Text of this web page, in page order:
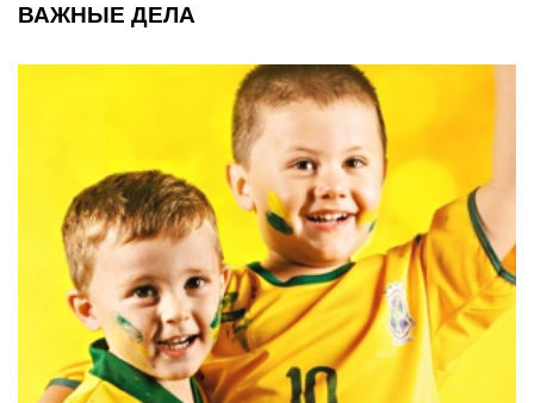
ВАЖНЫЕ ДЕЛА